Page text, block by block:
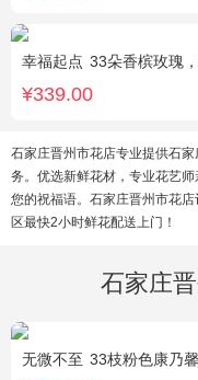
幸福起点 33朵香槟玫瑰，1条灯带，满天星、绿叶
¥339.00
石家庄晋州市花店专业提供石
务。优选新鲜花材，专业花艺
您的祝福语。石家庄晋州市花
区最快2小时鲜花配送上门！
石家庄
无微不至 33枝粉色康乃馨，石竹梅围绕